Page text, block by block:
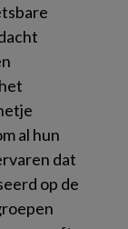
al hun
dat
op de